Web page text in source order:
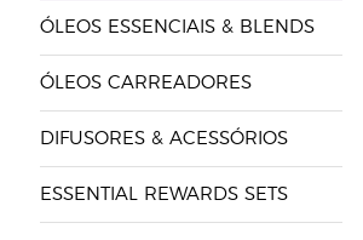
ÓLEOS ESSENCIAIS & BLENDS
ÓLEOS CARREADORES
DIFUSORES & ACESSÓRIOS
ESSENTIAL REWARDS SETS